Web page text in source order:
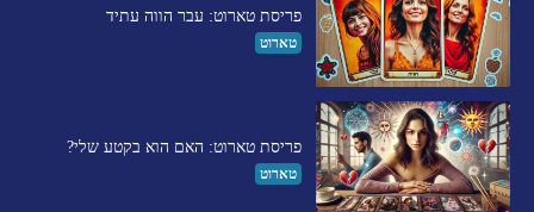
פריסת טארוט: עבר הווה עתיד
טארוט
פריסת טארוט: האם הוא בקטע שלי?
טארוט